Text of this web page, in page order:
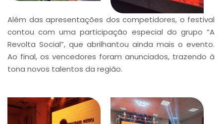
Além das apresentações dos competidores, o festival
contou com uma participação especial do grupo “A
Revolta Social”, que abrilhantou ainda mais o evento.
Ao final, os vencedores foram anunciados, trazendo à
tona novos talentos da região.